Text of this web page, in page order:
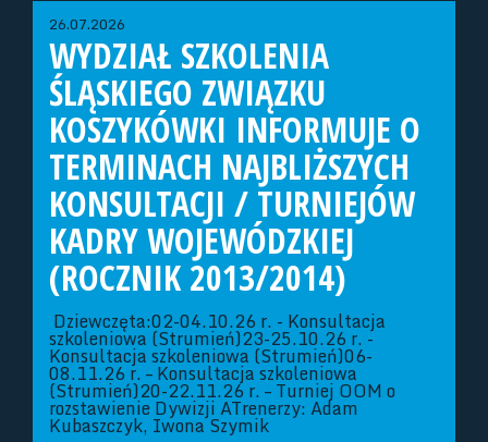
26.07.2026
WYDZIAŁ SZKOLENIA
ŚLĄSKIEGO ZWIĄZKU
KOSZYKÓWKI INFORMUJE O
TERMINACH NAJBLIŻSZYCH
KONSULTACJI / TURNIEJÓW
KADRY WOJEWÓDZKIEJ
(ROCZNIK 2013/2014)
Dziewczęta:02-04.10.26 r. - Konsultacja
szkoleniowa (Strumień)23-25.10.26 r. -
Konsultacja szkoleniowa (Strumień)06-
08.11.26 r. – Konsultacja szkoleniowa
(Strumień)20-22.11.26 r. – Turniej OOM o
rozstawienie Dywizji ATrenerzy: Adam
Kubaszczyk, Iwona Szymik